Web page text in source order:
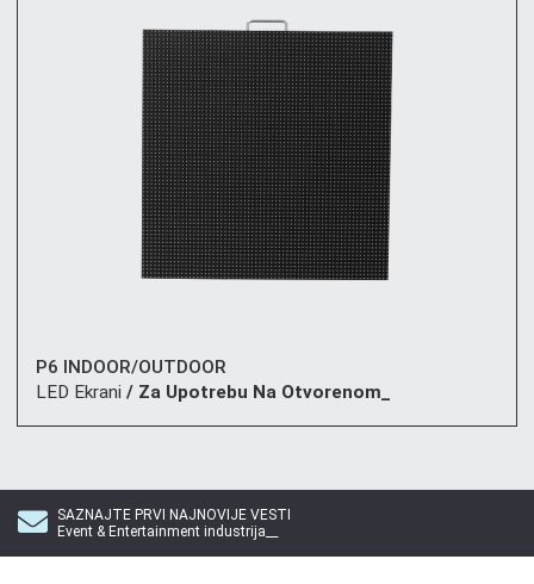
P6 INDOOR/OUTDOOR
LED Ekrani / Za Upotrebu Na Otvorenom_
SAZNAJTE PRVI NAJNOVIJE VESTI
Event & Entertainment industrija__